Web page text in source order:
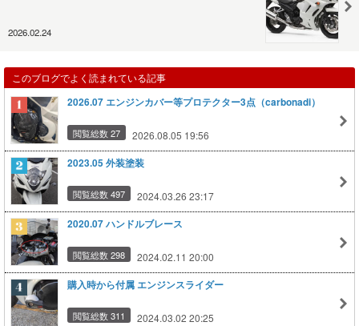
2026.02.24
このブログでよく読まれている記事
2026.07 エンジンカバー等プロテクター3点（carbonadi）
閲覧総数 27 2026.08.05 19:56
2023.05 外装塗装
閲覧総数 497 2024.03.26 23:17
2020.07 ハンドルブレース
閲覧総数 298 2024.02.11 20:00
購入時から付属 エンジンスライダー
閲覧総数 311 2024.03.02 20:25